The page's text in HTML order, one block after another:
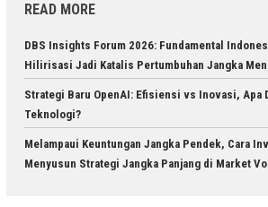
READ MORE
DBS Insights Forum 2026: Fundamental
Hilirisasi Jadi Katalis Pertumbuhan Jangka
Strategi Baru OpenAI: Efisiensi vs Inovasi, Apa
Teknologi?
Melampaui Keuntungan Jangka Pendek, Cara
Menyusun Strategi Jangka Panjang di Market